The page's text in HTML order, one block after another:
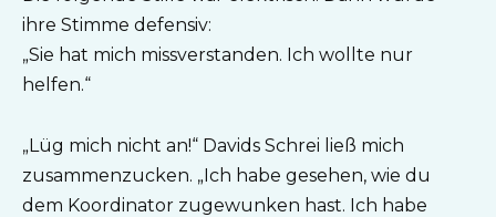
ihre Stimme defensiv:
„Sie hat mich missverstanden. Ich wollte nur
helfen.“
„Lüg mich nicht an!“ Davids Schrei ließ mich
zusammenzucken. „Ich habe gesehen, wie du
dem Koordinator zugewunken hast. Ich habe